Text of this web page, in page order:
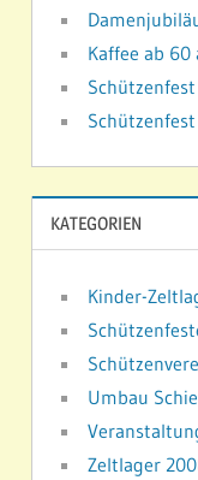
Kaffee ab 60
KATEGORIEN
Kinder-
Umbau
Zeltlager